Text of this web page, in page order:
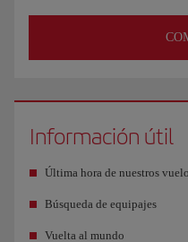
Información útil
Última hora de nuestros
Búsqueda de equipajes
Vuelta al mundo